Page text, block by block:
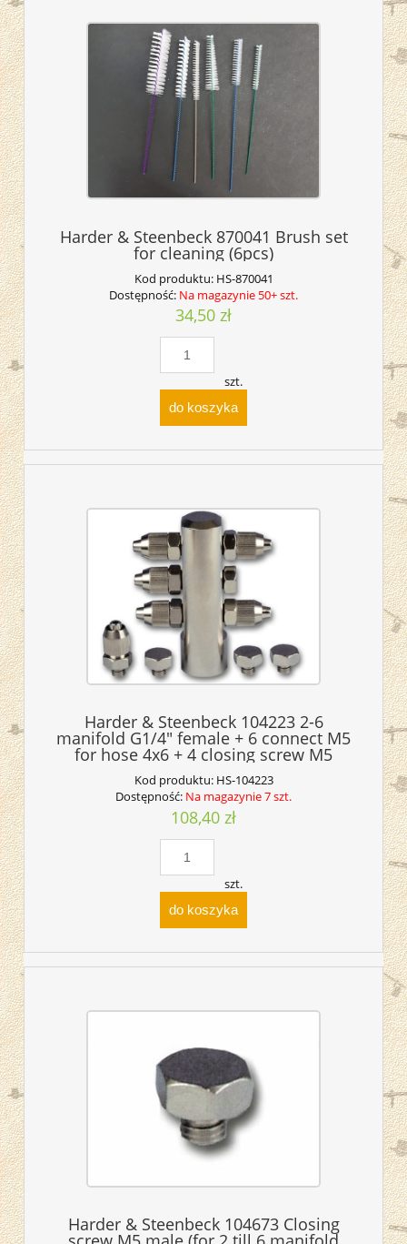
Harder & Steenbeck 870041 Brush set
for cleaning (6pcs)
Kod produktu: HS-870041
Dostępność: Na magazynie 50+ szt.
34,50 zł
szt.
do koszyka
Harder & Steenbeck 104223 2-6
manifold G1/4" female + 6 connect M5
for hose 4x6 + 4 closing screw M5
Kod produktu: HS-104223
Dostępność: Na magazynie 7 szt.
108,40 zł
szt.
do koszyka
Harder & Steenbeck 104673 Closing